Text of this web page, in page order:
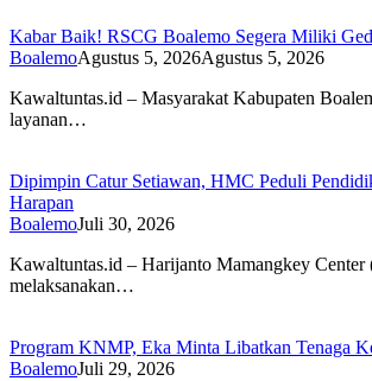
Kabar Baik! RSCG Boalemo Segera Miliki
BoalemoAgustus 5, 2026Agustus 5, 2026
Kawaltuntas.id – Masyarakat Kabupaten
layanan…
Dipimpin Catur Setiawan, HMC Peduli
Harapan
BoalemoJuli 30, 2026
Kawaltuntas.id – Harijanto Mamangkey
melaksanakan…
Program KNMP, Eka Minta Libatkan Tenaga
BoalemoJuli 29, 2026